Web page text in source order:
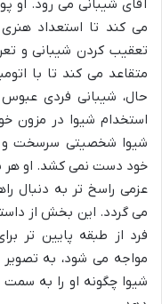
آقای شیبانی می رود. او
می کند تا استعداد
تعقیب کردن شیبانی و
متقاعد می کند تا با
حال، شیبانی فردی
استخدام شیوا در مزون
شیوا شخصیتی سرسخت و
خود دست نمی کشد. او هر
عزمی راسخ تر به دنبال
می گردد. این بخش از
فرد از طبقه پایین تر
مواجه می شود، به
شیوا چگونه او را به